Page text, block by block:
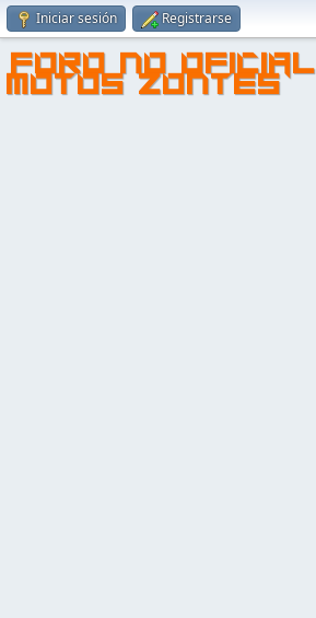
Iniciar sesión Registrarse
FORO NO OFICIAL
MOTOS ZONTES